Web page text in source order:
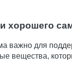
хорошего
важно для
вещества,